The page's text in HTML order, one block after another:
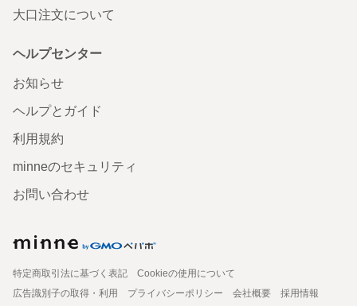
大口注文について
ヘルプセンター
お知らせ
ヘルプとガイド
利用規約
minneのセキュリティ
お問い合わせ
特定商取引法に基づく表記
Cookieの使用について
広告識別子の取得・利用
プライバシーポリシー 会社概要
採用情報